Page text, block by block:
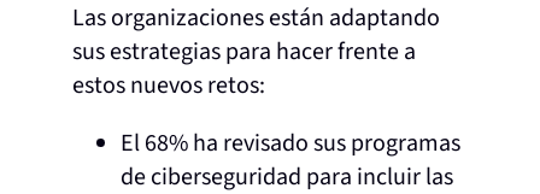
Las organizaciones están adaptando
sus estrategias para hacer frente a
estos nuevos retos:
El 68% ha revisado sus programas
de ciberseguridad para incluir las